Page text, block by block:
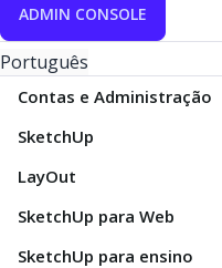
ADMIN CONSOLE
Português
Contas e Administração
SketchUp
LayOut
SketchUp para Web
SketchUp para ensino